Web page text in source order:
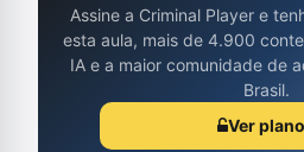
Assine a Criminal Player e
esta aula, mais de 4.900
IA e a maior comunidade de
Brasil.
Ver